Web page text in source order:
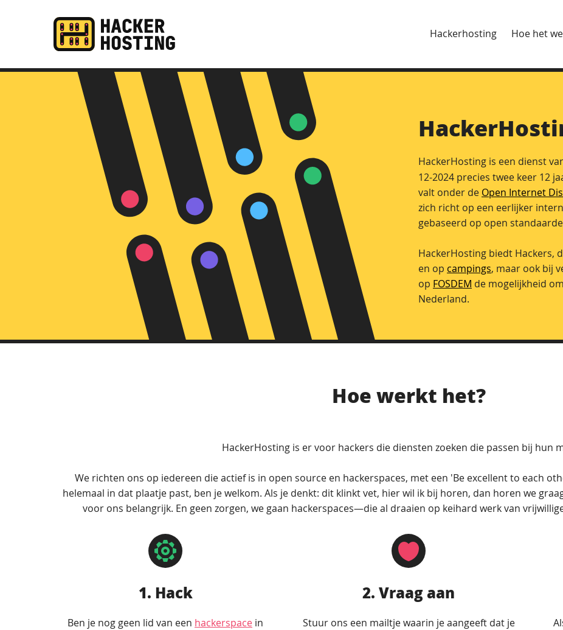
Hackerhosting Hoe het
HackerHosting is een dienst
12-2024 precies twee keer 12
valt onder de Open Internet
zich richt op een eerlijker
gebaseerd op open
HackerHosting biedt Hackers,
en op campings, maar ook bij
op FOSDEM de mogelijkheid
Nederland.
Hoe werkt het?
HackerHosting is er voor hackers die diensten zoeken die passen bij hun
We richten ons op iedereen die actief is in open source en hackerspaces, met een 'Be excellent to each
helemaal in dat plaatje past, ben je welkom. Als je denkt: dit klinkt vet, hier wil ik bij horen, dan horen we
voor ons belangrijk. En geen zorgen, we gaan hackerspaces—die al draaien op keihard werk van
1. Hack
Ben je nog geen lid van een hackerspace in
2. Vraag aan
Stuur ons een mailtje waarin je aangeeft dat je